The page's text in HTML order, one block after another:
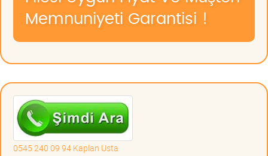
Memnuniyeti Garantisi !
0545 240 09 94 Kaplan Usta